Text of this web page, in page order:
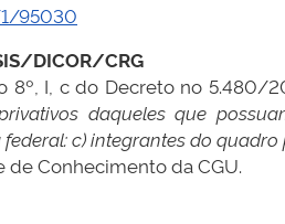
95030
DICOR/CRG
8º, I, c do Decreto no 5.480/
daqueles que
c) integrantes do
de Conhecimento da CGU.